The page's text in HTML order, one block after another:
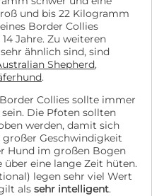
und bis 22 Kilogramm
Border Collies
Jahre. Zu weiteren
ähnlich sind, sind
Shepherd,
.
Collies sollte immer
Die Pfoten sollten
werden, damit sich
Geschwindigkeit
Hund im großen Bogen
über eine lange Zeit hüten.
legen sehr viel Wert
als sehr intelligent.